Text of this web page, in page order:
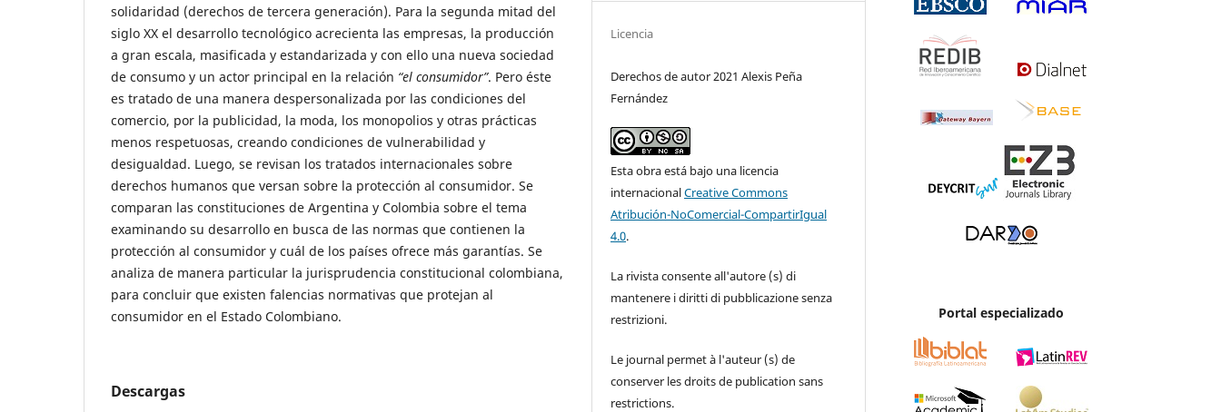
solidaridad (derechos de tercera generación). Para la segunda mitad del
siglo XX el desarrollo tecnológico acrecienta las empresas, la producción
a gran escala, masificada y estandarizada y con ello una nueva sociedad
de consumo y un actor principal en la relación “el consumidor”. Pero éste
es tratado de una manera despersonalizada por las condiciones del
comercio, por la publicidad, la moda, los monopolios y otras prácticas
menos respetuosas, creando condiciones de vulnerabilidad y
desigualdad. Luego, se revisan los tratados internacionales sobre
derechos humanos que versan sobre la protección al consumidor. Se
comparan las constituciones de Argentina y Colombia sobre el tema
examinando su desarrollo en busca de las normas que contienen la
protección al consumidor y cuál de los países ofrece más garantías. Se
analiza de manera particular la jurisprudencia constitucional colombiana,
para concluir que existen falencias normativas que protejan al
consumidor en el Estado Colombiano.
Descargas
Licencia
Derechos de autor 2021 Alexis Peña
Fernández
Esta obra está bajo una licencia
internacionalCreative Commons
Atribución-NoComercial-CompartirIgual
4.0.
La rivista consente all'autore (s) di
mantenere i diritti di pubblicazione senza
restrizioni.
Le journal permet à l'auteur (s) de
conserver les droits de publication sans
restrictions.
Portal especializado